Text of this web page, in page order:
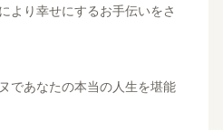
より幸せにするお手伝いをさ
であなたの本当の人生を堪能